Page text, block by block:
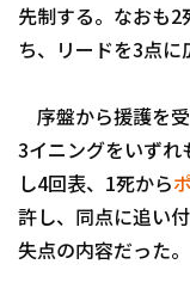
オリック
先制する。なおも2
ち、リードを3点に
序盤から援護を
3イニングをいず
し4回表、1死から
許し、同点に追い
失点の内容だった。